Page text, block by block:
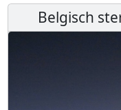
Belgisch